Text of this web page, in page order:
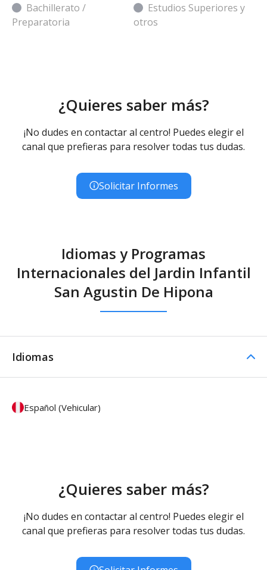
Bachillerato /
Preparatoria
Estudios Superiores y
otros
¿Quieres saber más?
¡No dudes en contactar al centro! Puedes elegir el
canal que prefieras para resolver todas tus dudas.
Solicitar Informes
Idiomas y Programas
Internacionales del Jardin Infantil
San Agustin De Hipona
Idiomas
Español (Vehicular)
¿Quieres saber más?
¡No dudes en contactar al centro! Puedes elegir el
canal que prefieras para resolver todas tus dudas.